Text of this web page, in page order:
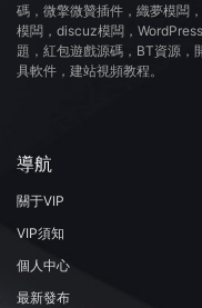
碼，微擎微贊插件，織夢模闆
模闆，discuz模闆，
題，紅包遊戲源碼，BT資源，
具軟件，建站視頻教程。
導航
關于VIP
VIP須知
個人中心
最新發布